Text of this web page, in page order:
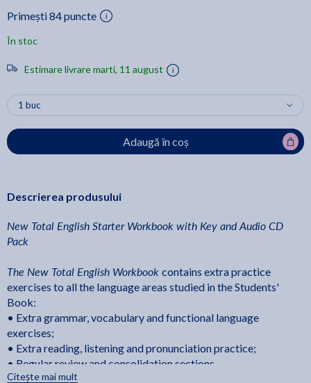
Primești 84 puncte
În stoc
Estimare livrare marti, 11 august
Adaugă în coș
Descrierea produsului
New Total English Starter Workbook with Key and Audio CD
Pack
The New Total English Workbook contains extra practice
exercises to all the language areas studied in the Students'
Book:
• Extra grammar, vocabulary and functional language
exercises;
• Extra reading, listening and pronunciation practice;
• Regular review and consolidation sections.
Citește mai mult